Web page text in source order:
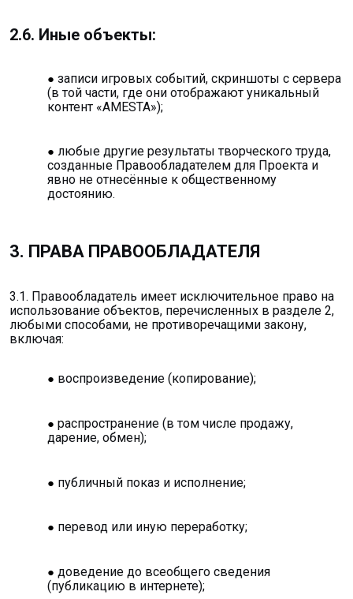
2.6. Иные объекты:
записи игровых событий, скриншоты с сервера
(в той части, где они отображают уникальный
контент «AMESTA»);
любые другие результаты творческого труда,
созданные Правообладателем для Проекта и
явно не отнесённые к общественному
достоянию.
3. ПРАВА ПРАВООБЛАДАТЕЛЯ
3.1. Правообладатель имеет исключительное право на
использование объектов, перечисленных в разделе 2,
любыми способами, не противоречащими закону,
включая:
воспроизведение (копирование);
распространение (в том числе продажу,
дарение, обмен);
публичный показ и исполнение;
перевод или иную переработку;
доведение до всеобщего сведения
(публикацию в интернете);